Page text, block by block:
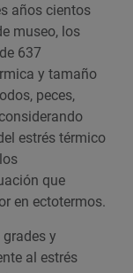
años cientos
museo, los
637
y tamaño
peces,
estrés térmico
que
en ectotermos.
y
al estrés